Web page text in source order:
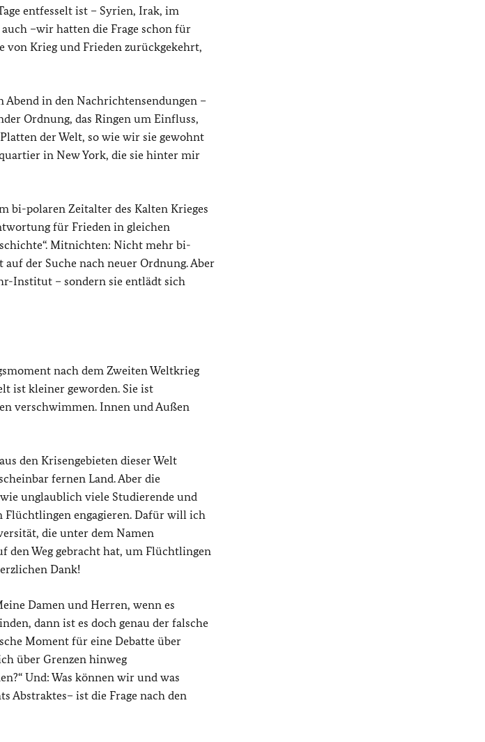
entfesselt ist – Syrien, Irak, im
–wir hatten die Frage schon für
von Krieg und Frieden zurückgekehrt,
in den Nachrichtensendungen –
Ordnung, das Ringen um Einfluss,
der Welt, so wie wir sie gewohnt
in New York, die sie hinter mir
bi-polaren Zeitalter des Kalten Krieges
für Frieden in gleichen
Mitnichten: Nicht mehr bi-
der Suche nach neuer Ordnung. Aber
Institut – sondern sie entlädt sich
nach dem Zweiten Weltkrieg
ist kleiner geworden. Sie ist
verschwimmen. Innen und Außen
den Krisengebieten dieser Welt
fernen Land. Aber die
unglaublich viele Studierende und
engagieren. Dafür will ich
die unter dem Namen
den Weg gebracht hat, um Flüchtlingen
Dank!
Damen und Herren, wenn es
dann ist es doch genau der falsche
Moment für eine Debatte über
über Grenzen hinweg
Und: Was können wir und was
Abstraktes– ist die Frage nach den